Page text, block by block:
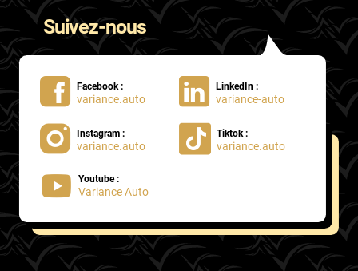
Suivez-nous
Facebook :
variance.auto
LinkedIn :
variance-auto
Instagram :
variance.auto
Tiktok :
variance.auto
Youtube :
Variance Auto